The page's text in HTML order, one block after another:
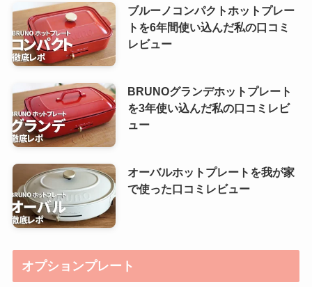
ブルーノコンパクトホットプレー
トを6年間使い込んだ私の口コミ
レビュー
BRUNOグランデホットプレート
を3年使い込んだ私の口コミレビ
ュー
オーバルホットプレートを我が家
で使った口コミレビュー
オプションプレート